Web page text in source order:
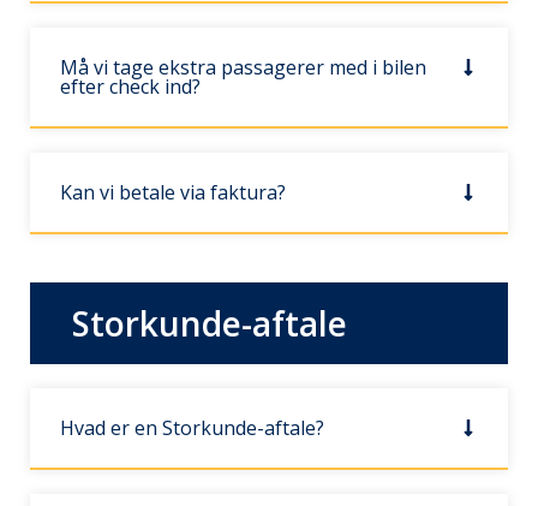
Må vi tage ekstra passagerer med i bilen
efter check ind?
Kan vi betale via faktura?
Storkunde-aftale
Hvad er en Storkunde-aftale?